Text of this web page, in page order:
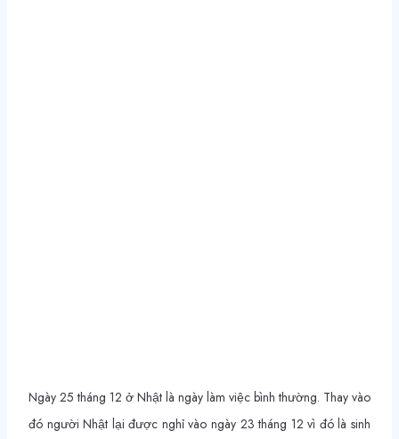
Ngày 25 tháng 12 ở Nhật là ngày làm việc bình thường. Thay vào
đó người Nhật lại được nghỉ vào ngày 23 tháng 12 vì đó là sinh